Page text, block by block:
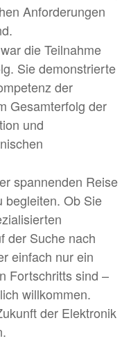
Anforderungen
die Teilnahme
Sie demonstrierte
der
Gesamterfolg der
und
spannenden Reise
begleiten. Ob Sie
der Suche nach
einfach nur ein
Fortschritts sind –
willkommen.
der Elektronik